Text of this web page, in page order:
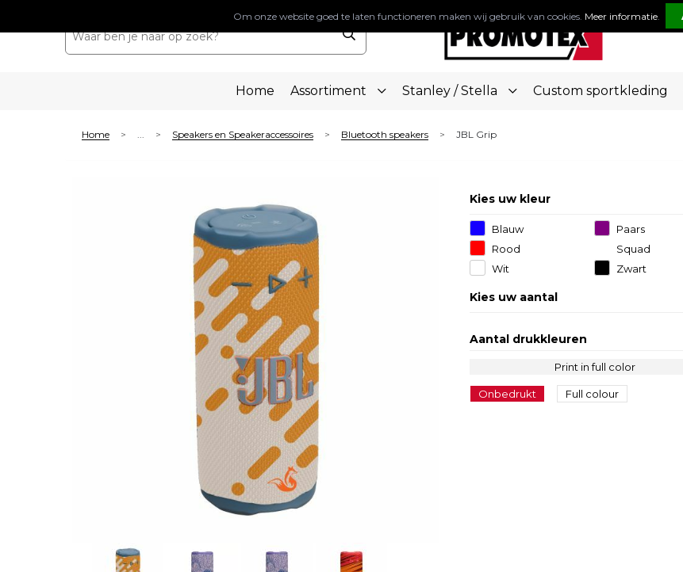
Home Assortiment Stanley / Stella Custom sportkleding
Home > ... > Speakers en Speakeraccessoires > Bluetooth speakers > JBL Grip
Kies uw kleur
Blauw
Paars
Rood
Squad
Wit
Zwart
Kies uw aantal
Aantal drukkleuren
Print in full color
Onbedrukt Full colour
Om onze website goed te laten functioneren maken wij gebruik van cookies. Meer informatie.